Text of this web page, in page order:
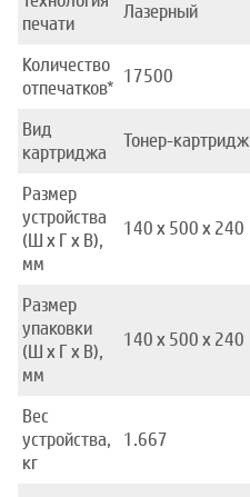
печати
Лазерный
Количество
отпечатков*
17500
Вид
картриджа
Тонер-картридж
Размер
устройства
(Ш x Г x В),
мм
140 x 500 x 240
Размер
упаковки
(Ш x Г x В),
мм
140 x 500 x 240
Вес
устройства,
кг
1.667